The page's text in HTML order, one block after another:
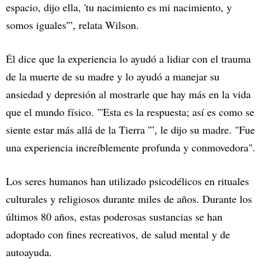
espacio, dijo ella, 'tu nacimiento es mi nacimiento, y
somos iguales'”, relata Wilson.
Él dice que la experiencia lo ayudó a lidiar con el trauma
de la muerte de su madre y lo ayudó a manejar su
ansiedad y depresión al mostrarle que hay más en la vida
que el mundo físico. "'Esta es la respuesta; así es como se
siente estar más allá de la Tierra '”, le dijo su madre. "Fue
una experiencia increíblemente profunda y conmovedora".
Los seres humanos han utilizado psicodélicos en rituales
culturales y religiosos durante miles de años. Durante los
últimos 80 años, estas poderosas sustancias se han
adoptado con fines recreativos, de salud mental y de
autoayuda.